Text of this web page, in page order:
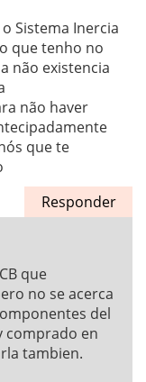
Sistema Inercia
que tenho no
não existencia
não haver
que te
Responder
que
no se acerca
del
comprado en
tambien.